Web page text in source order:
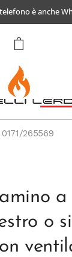
è anche
0171/265569
a
o